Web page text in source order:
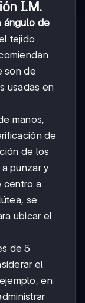
I.M.
ángulo de
tejido
son de
usadas en
manos,
de
de los
punzar y
centro a
se
ubicar el
de 5
el
en